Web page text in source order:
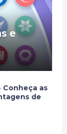
e
Conheça as
de